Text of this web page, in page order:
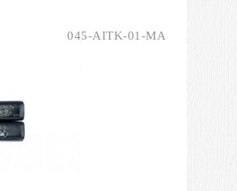
045-AITK-01-MA